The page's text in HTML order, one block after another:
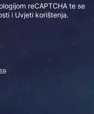
reCAPTCHA te se
i Uvjeti korištenja.